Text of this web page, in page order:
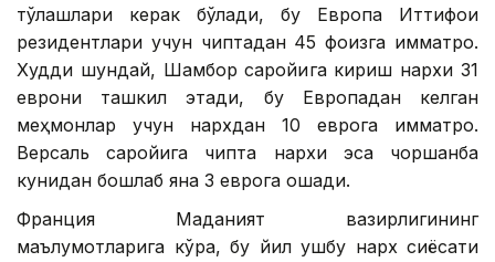
тўлашлари керак бўлади, бу Европа Иттифоқи
резидентлари учун чиптадан 45 фоизга қимматроқ.
Худди шундай, Шамбор саройига кириш нархи 31
еврони ташкил этади, бу Европадан келган
меҳмонлар учун нархдан 10 еврога қимматроқ.
Версаль саройига чипта нархи эса чоршанба
кунидан бошлаб яна 3 еврога ошади.
Франция Маданият вазирлигининг
маълумотларига кўра, бу йил ушбу нарх сиёсати